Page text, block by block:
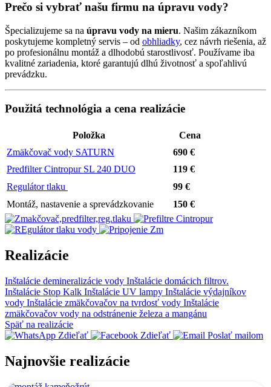
Prečo si vybrať našu firmu na úpravu vody?
Špecializujeme sa na úpravu vody na mieru. Našim zákazníkom
poskytujeme kompletný servis – od obhliadky, cez návrh riešenia, až
po profesionálnu montáž a dlhodobú starostlivosť. Používame iba
kvalitné zariadenia, ktoré garantujú dlhú životnosť a spoľahlivú
prevádzku.
Použitá technológia a cena realizácie
Položka
Cena
Zmäkčovač vody SATURN
690 €
Predfilter Cintropur SL 240 DUO
119 €
Regulátor tlaku
99 €
Montáž, nastavenie a sprevádzkovanie
150 €
Realizácie
Inštalácie demineralizácie vody Inštalácie domácich filtrov.
Inštalácie Stop Kalk Inštalácie UV lampy Inštalácie výdajníkov
vody Inštalácie zmäkčovačov na tvrdosť vody Inštalácie
zmäkčovačov vody na odstránenie železa a mangánu
Späť na realizácie
Zdieľať
Zdieľať Poslať mailom
Najnovšie realizácie